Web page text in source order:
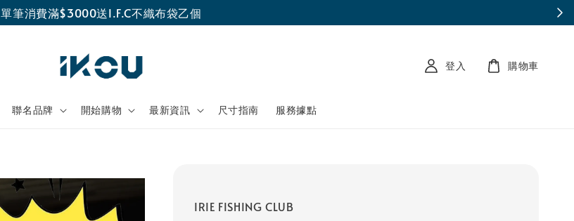
單筆消費滿$3000送I.F.C不織布袋乙個
聯名品牌 開始購物 最新資訊 尺寸指南 服務據點
登入 購物車
IRIE FISHING CLUB